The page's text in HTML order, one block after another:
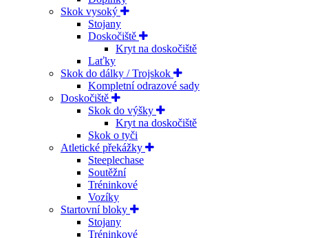
Skok vysoký
Stojany
Doskočiště
Kryt na doskočiště
Laťky
Skok do dálky / Trojskok
Kompletní odrazové sady
Doskočiště
Skok do výšky
Kryt na doskočiště
Skok o tyči
Atletické překážky
Steeplechase
Soutěžní
Tréninkové
Vozíky
Startovní bloky
Stojany
Tréninkové